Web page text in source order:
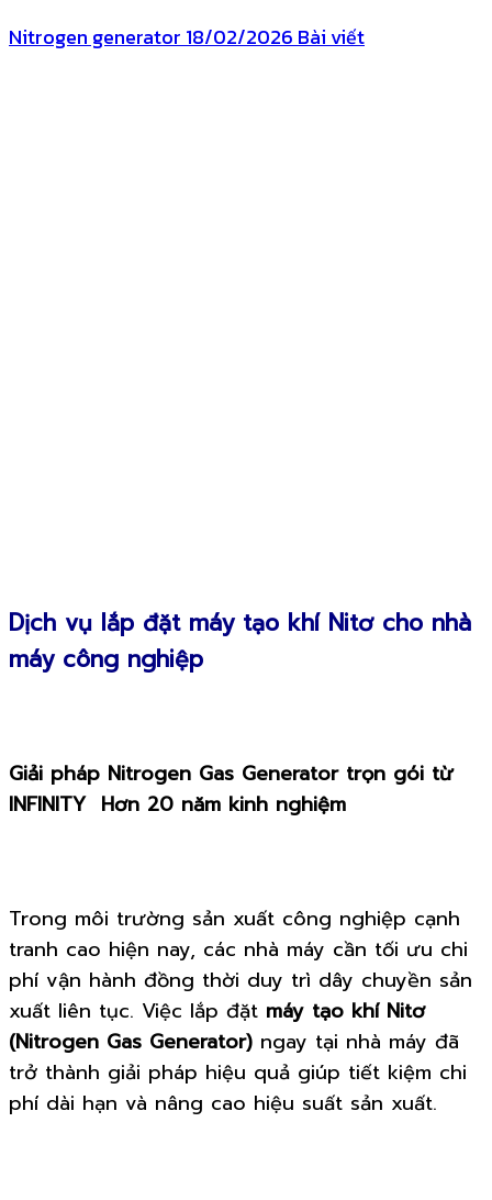
Nitrogen generator 18/02/2026 Bài viết
Dịch vụ lắp đặt máy tạo khí Nitơ cho nhà
máy công nghiệp
Giải pháp Nitrogen Gas Generator trọn gói từ
INFINITY Hơn 20 năm kinh nghiệm
Trong môi trường sản xuất công nghiệp cạnh
tranh cao hiện nay, các nhà máy cần tối ưu chi
phí vận hành đồng thời duy trì dây chuyền sản
xuất liên tục. Việc lắp đặt máy tạo khí Nitơ
(Nitrogen Gas Generator) ngay tại nhà máy đã
trở thành giải pháp hiệu quả giúp tiết kiệm chi
phí dài hạn và nâng cao hiệu suất sản xuất.